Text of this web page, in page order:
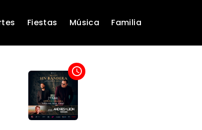
Fiestas Música Familia
access_time